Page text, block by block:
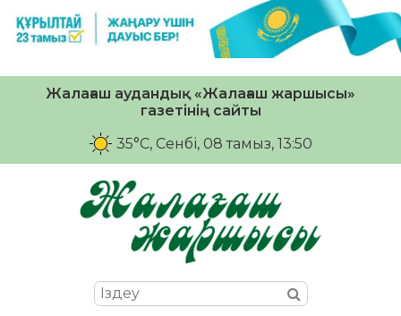
Жалағаш аудандық «Жалағаш жаршысы»
газетінің сайты
35°C, Сенбі, 08 тамыз, 13:50